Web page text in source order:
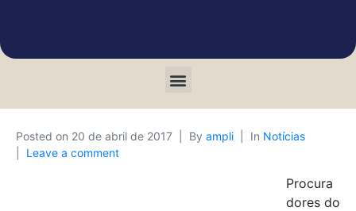
Posted on 20 de abril de 2017 By ampli In Notícias
Leave a comment
Procura
dores do